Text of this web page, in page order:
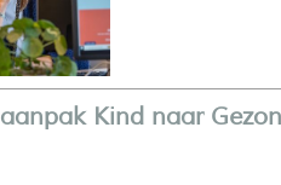
Kind naar